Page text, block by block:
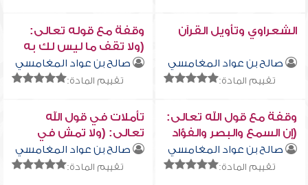
الشعراوي وتأويل القرآن
صالح بن عواد المغامسي
تقييم المادة:
وقفة مع قوله تعالى:
(ولا تقف ما ليس لك به
علم)صالح بن عواد المغامسي
تقييم المادة:
وقفة مع قول الله تعالى:
(إن السمع والبصر والفؤاد
كل أولئك كان عنه
مسئولاً)
صالح بن عواد المغامسي
تقييم المادة:
تأملات في قول الله
تعالى: (ولا تمش في
الأرض مرحاً...)
صالح بن عواد المغامسي
تقييم المادة: